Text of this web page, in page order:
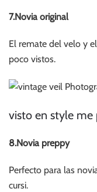
7.Novia original
El remate del velo y
poco vistos.
visto en style
8.Novia preppy
Perfecto para las
cursi.